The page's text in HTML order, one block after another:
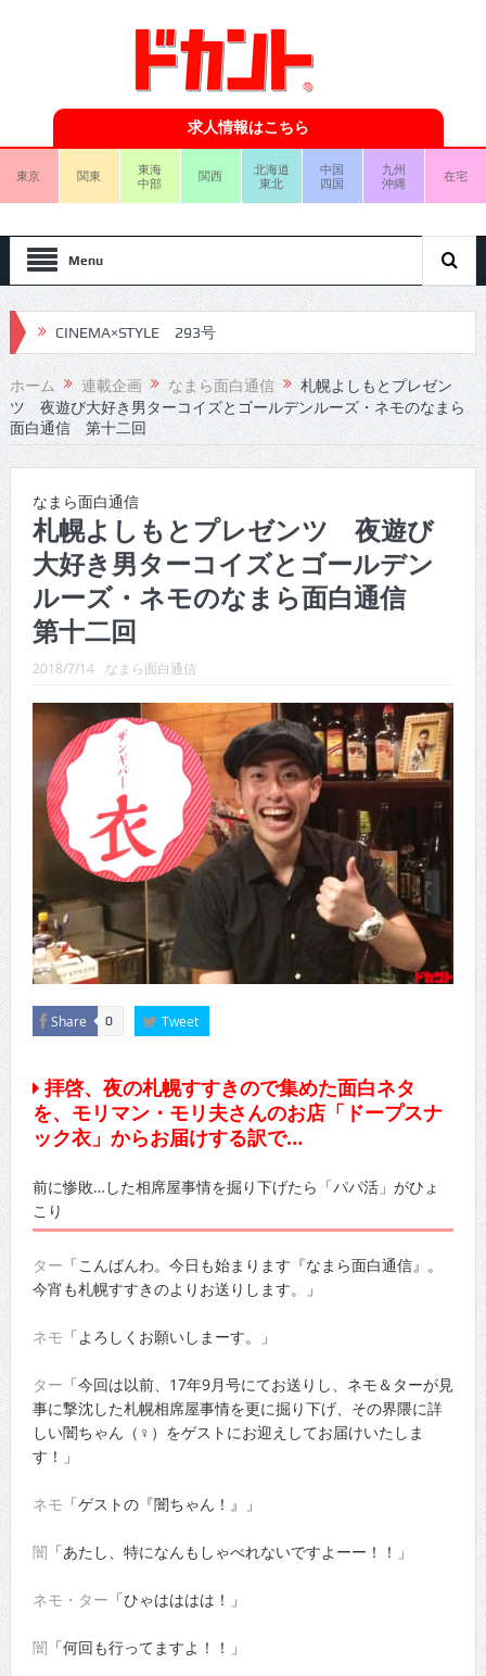
求人情報はこちら
東京 関東
東海
中部
関西
北海道
東北
中国
四国
九州
沖縄
在宅
Menu
CINEMA×STYLE 293号
CINEMA×STYLE 292号
CINEMA×STYLE 291号
CINEMA×STYLE 290号
CINEMA×STYLE 289号
CINEMA×STYLE 288号
CINEMA×STYLE 287号
CINEMA×STYLE 286号
CINEMA×STYLE 285号
CINEMA×STYLE 294号
ホーム 連載企画 なまら面白通信
札幌よしもとプレゼン
ツ 夜遊び大好き男ターコイズとゴールデンルーズ・ネモのなまら
面白通信 第十二回
なまら面白通信
札幌よしもとプレゼンツ 夜遊び
大好き男ターコイズとゴールデン
ルーズ・ネモのなまら面白通信
第十二回
2018/7/14 なまら面白通信
Share 0 Tweet
拝啓、夜の札幌すすきので集めた面白ネタ
を、モリマン・モリ夫さんのお店「ドープスナ
ック衣」からお届けする訳で…
前に惨敗…した相席屋事情を掘り下げたら「パパ活」がひょ
こり
ター 「こんばんわ。今日も始まります『なまら面白通信』。
今宵も札幌すすきのよりお送りします。」
ネモ 「よろしくお願いしまーす。」
ター 「今回は以前、17年9月号にてお送りし、ネモ＆ターが見
事に撃沈した札幌相席屋事情を更に掘り下げ、その界隈に詳
しい闇ちゃん（♀）をゲストにお迎えしてお届けいたしま
す！」
ネモ 「ゲストの『闇ちゃん！』」
闇 「あたし、特になんもしゃべれないですよーー！！」
ネモ・ター 「ひゃはははは！」
闇 「何回も行ってますよ！！」